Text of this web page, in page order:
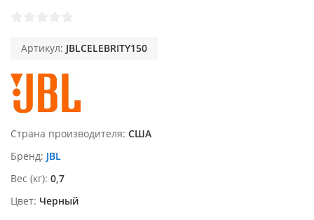
Артикул: JBLCELEBRITY150
Страна производителя США
Бренд JBL
Вес (кг) 0,7
Цвет Черный